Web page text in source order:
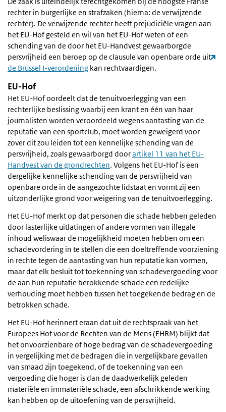
rechter in burgerlijke en strafzaken (hierna: de verwijzende
rechter). De verwijzende rechter heeft prejudiciële vragen aan
het EU-Hof gesteld en wil van het EU-Hof weten of een
schending van de door het EU-Handvest gewaarborgde
persvrijheid een beroep op de clausule van openbare orde uit
de Brussel I-verordening kan rechtvaardigen.
EU-Hof
Het EU-Hof oordeelt dat de tenuitvoerlegging van een
rechterlijke beslissing waarbij een krant en één van haar
journalisten worden veroordeeld wegens aantasting van de
reputatie van een sportclub, moet worden geweigerd voor
zover dit zou leiden tot een kennelijke schending van de
persvrijheid, zoals gewaarborgd doorartikel 11 van het EU-
Handvest van de grondrechten. Volgens het EU-Hof is een
dergelijke kennelijke schending van de persvrijheid van
openbare orde in de aangezochte lidstaat en vormt zij een
uitzonderlijke grond voor weigering van de tenuitvoerlegging.
Het EU-Hof merkt op dat personen die schade hebben geleden
door lasterlijke uitlatingen of andere vormen van illegale
inhoud weliswaar de mogelijkheid moeten hebben om een
schadevordering in te stellen die een doeltreffende voorziening
in rechte tegen de aantasting van hun reputatie kan vormen,
maar dat elk besluit tot toekenning van schadevergoeding voor
de aan hun reputatie berokkende schade een redelijke
verhouding moet hebben tussen het toegekende bedrag en de
betrokken schade.
Het EU-Hof herinnert eraan dat uit de rechtspraak van het
Europees Hof voor de Rechten van de Mens (EHRM) blijkt dat
het onvoorzienbare of hoge bedrag van de schadevergoeding
in vergelijking met de bedragen die in vergelijkbare gevallen
van smaad zijn toegekend, of de toekenning van een
vergoeding die hoger is dan de daadwerkelijk geleden
materiële en immateriële schade, een afschrikkende werking
kan hebben op de uitoefening van de persvrijheid.